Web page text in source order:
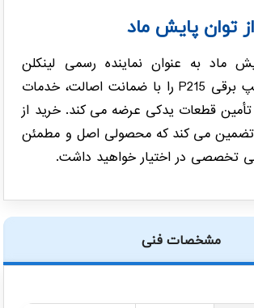
توان پایش ماد
ماد به عنوان نماینده رسمی لینکلن
آلمان، گریس پمپ برقی P215 را با ضمانت اصالت، خدمات
قطعات یدکی عرضه می کند. خرید از
تضمین می کند که محصولی اصل و مطمئن
تخصصی در اختیار خواهید داشت.
مشخصات فنی